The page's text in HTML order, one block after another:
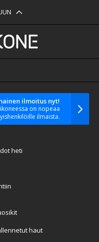
ilmoitus nyt!
on nopeaa
ilmaista.
heti
haut